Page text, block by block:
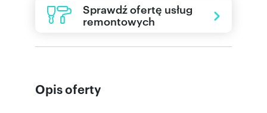
Sprawdź ofertę usług
remontowych
Opis oferty